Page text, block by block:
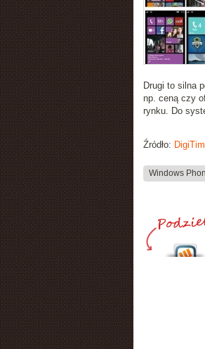
Drugi to silna
np. ceną czy
rynku. Do
Źródło:
Windows